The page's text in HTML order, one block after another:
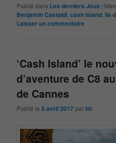
Publié dans Les derniers Jeux |
Benjamin Castaldi ,cash island ,île
Laisser un commentaire
‘Cash Island’ le
d’aventure de C8
de Cannes
Publié le5 avril 2017 partiti